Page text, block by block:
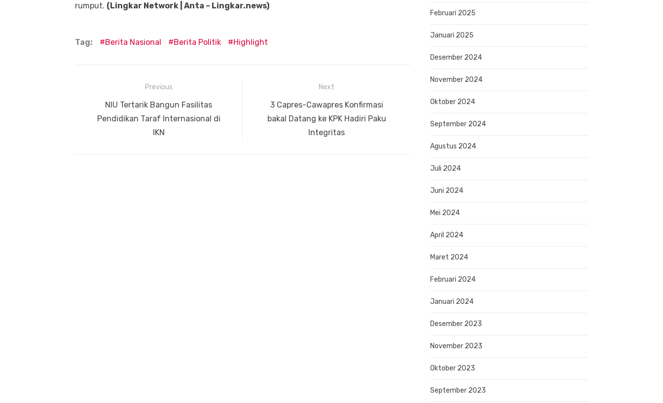
rumput. (Lingkar Network | Anta – Lingkar.news)
Tag: Berita Nasional Berita Politik Highlight
Previous
Previous
post:
NIU Tertarik Bangun Fasilitas
Pendidikan Taraf Internasional di
IKN
Next
Next
post:
3 Capres-Cawapres Konfirmasi
bakal Datang ke KPK Hadiri Paku
Integritas
Februari 2025
Januari 2025
Desember 2024
November 2024
Oktober 2024
September 2024
Agustus 2024
Juli 2024
Juni 2024
Mei 2024
April 2024
Maret 2024
Februari 2024
Januari 2024
Desember 2023
November 2023
Oktober 2023
September 2023